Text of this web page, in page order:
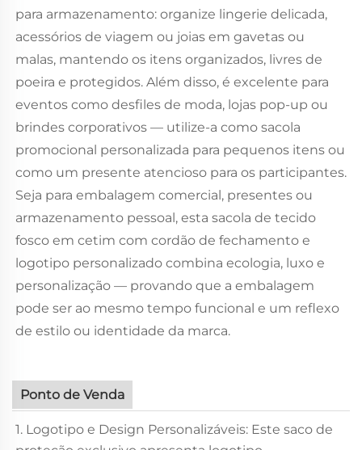
para armazenamento: organize lingerie delicada,
acessórios de viagem ou joias em gavetas ou
malas, mantendo os itens organizados, livres de
poeira e protegidos. Além disso, é excelente para
eventos como desfiles de moda, lojas pop-up ou
brindes corporativos — utilize-a como sacola
promocional personalizada para pequenos itens ou
como um presente atencioso para os participantes.
Seja para embalagem comercial, presentes ou
armazenamento pessoal, esta sacola de tecido
fosco em cetim com cordão de fechamento e
logotipo personalizado combina ecologia, luxo e
personalização — provando que a embalagem
pode ser ao mesmo tempo funcional e um reflexo
de estilo ou identidade da marca.
Ponto de Venda
1. Logotipo e Design Personalizáveis: Este saco de